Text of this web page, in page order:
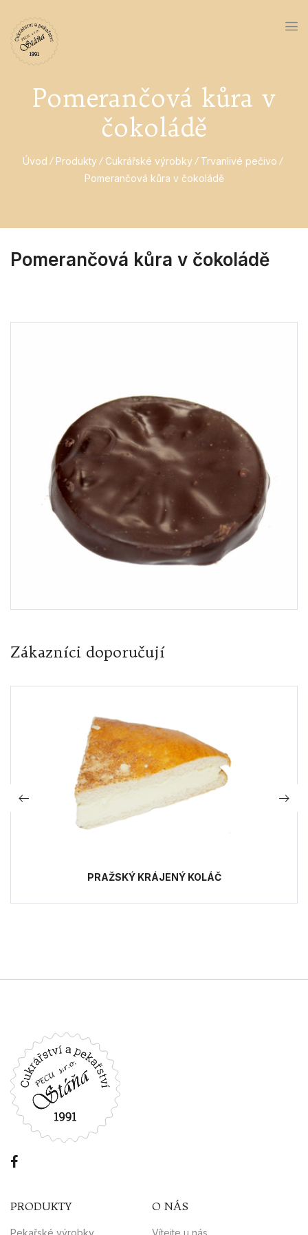
Pomerančová kůra v
čokoládě
Úvod Produkty Cukrářské výrobky
Trvanlivé pečivo
Pomerančová kůra v čokoládě
Pomerančová kůra v čokoládě
Zákazníci doporučují
PRAŽSKÝ KRÁJENÝ KOLÁČ
PRODUKTY
Pekařské výrobky
O NÁS
Vítejte u nás